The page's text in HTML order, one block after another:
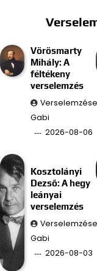
Vörösmarty
Mihály: A
féltékeny
verselemzés
Gabi
2026-08-06
Kosztolányi
Dezső: A hegy
leányai
verselemzés
Gabi
2026-08-03